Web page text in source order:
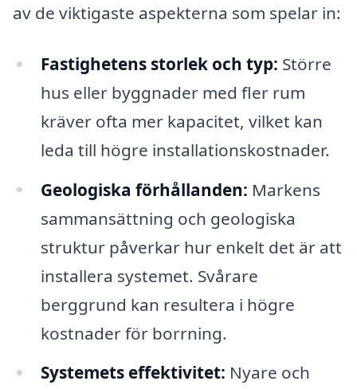
av de viktigaste aspekterna som spelar in:
Fastighetens storlek och typ: Större
hus eller byggnader med fler rum
kräver ofta mer kapacitet, vilket kan
leda till högre installationskostnader.
Geologiska förhållanden: Markens
sammansättning och geologiska
struktur påverkar hur enkelt det är att
installera systemet. Svårare
berggrund kan resultera i högre
kostnader för borrning.
Systemets effektivitet: Nyare och